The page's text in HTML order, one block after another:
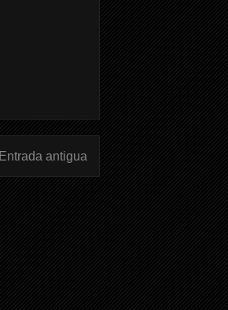
Entrada antigua